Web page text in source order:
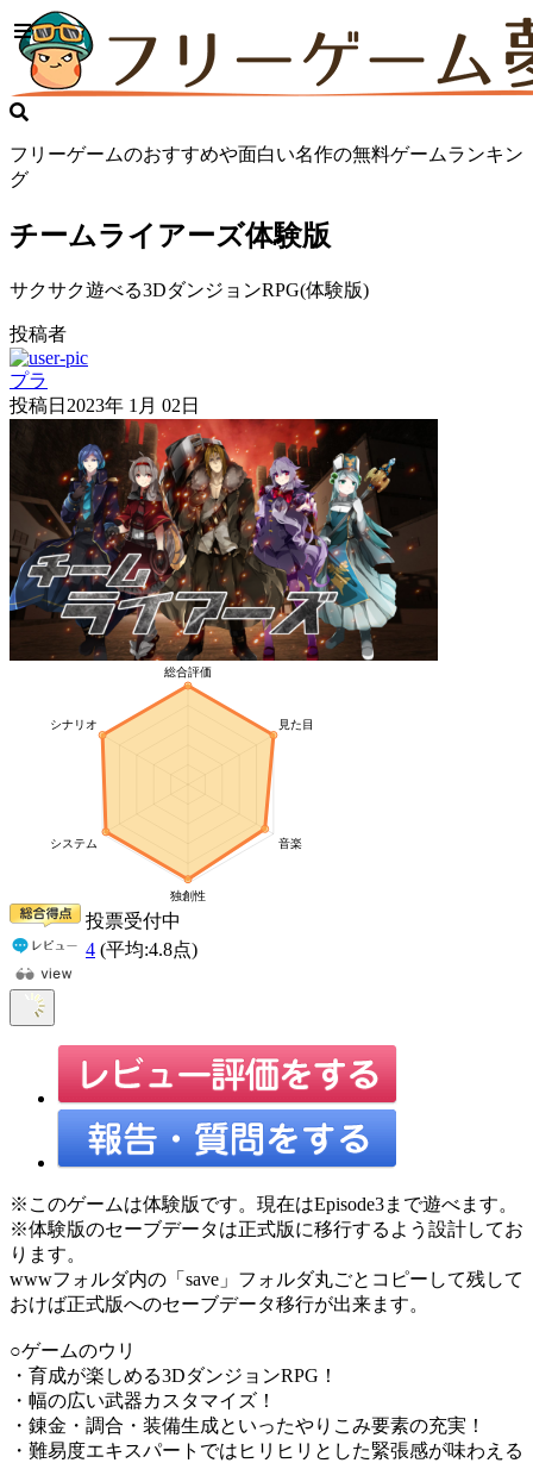
フリーゲームのおすすめや面白い名作の無料ゲームランキン
グ
チームライアーズ体験版
サクサク遊べる3DダンジョンRPG(体験版)
投稿者
プラ
投稿日 2023年 1月 02日
投票受付中
4 (平均:4.8点)
※このゲームは体験版です。現在はEpisode3まで遊べます。
※体験版のセーブデータは正式版に移行するよう設計してお
ります。
wwwフォルダ内の「save」フォルダ丸ごとコピーして残して
おけば正式版へのセーブデータ移行が出来ます。
○ゲームのウリ
・育成が楽しめる3DダンジョンRPG！
・幅の広い武器カスタマイズ！
・錬金・調合・装備生成といったやりこみ要素の充実！
・難易度エキスパートではヒリヒリとした緊張感が味わえる